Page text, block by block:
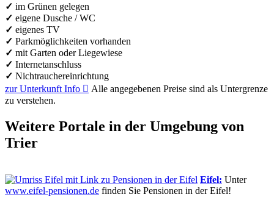
✓ im Grünen gelegen
✓ eigene Dusche / WC
✓ eigenes TV
✓ Parkmöglichkeiten vorhanden
✓ mit Garten oder Liegewiese
✓ Internetanschluss
✓ Nichtrauchereinrichtung
zur Unterkunft Info  Alle angegebenen Preise sind als Untergrenze
zu verstehen.
Weitere Portale in der Umgebung von
Trier
Eifel: Unter
www.eifel-pensionen.de finden Sie Pensionen in der Eifel!